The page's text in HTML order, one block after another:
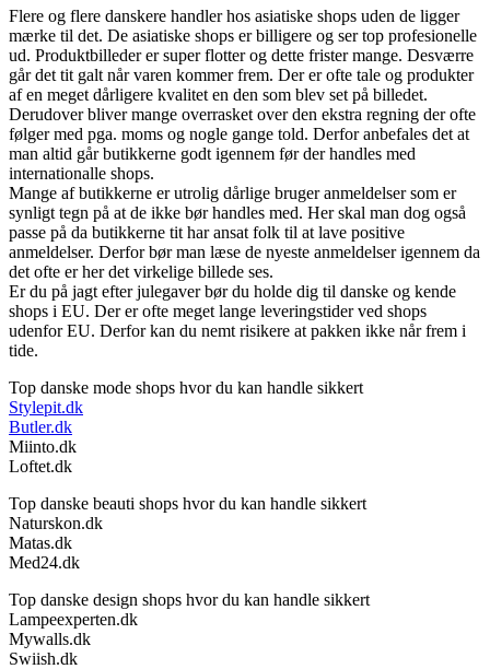
Flere og flere danskere handler hos asiatiske shops uden de ligger
mærke til det. De asiatiske shops er billigere og ser top profesionelle
ud. Produktbilleder er super flotter og dette frister mange. Desværre
går det tit galt når varen kommer frem. Der er ofte tale og produkter
af en meget dårligere kvalitet en den som blev set på billedet.
Derudover bliver mange overrasket over den ekstra regning der ofte
følger med pga. moms og nogle gange told. Derfor anbefales det at
man altid går butikkerne godt igennem før der handles med
internationalle shops.
Mange af butikkerne er utrolig dårlige bruger anmeldelser som er
synligt tegn på at de ikke bør handles med. Her skal man dog også
passe på da butikkerne tit har ansat folk til at lave positive
anmeldelser. Derfor bør man læse de nyeste anmeldelser igennem da
det ofte er her det virkelige billede ses.
Er du på jagt efter julegaver bør du holde dig til danske og kende
shops i EU. Der er ofte meget lange leveringstider ved shops
udenfor EU. Derfor kan du nemt risikere at pakken ikke når frem i
tide.
Top danske mode shops hvor du kan handle sikkert
Stylepit.dk
Butler.dk
Miinto.dk
Loftet.dk
Top danske beauti shops hvor du kan handle sikkert
Naturskon.dk
Matas.dk
Med24.dk
Top danske design shops hvor du kan handle sikkert
Lampeexperten.dk
Mywalls.dk
Swiish.dk